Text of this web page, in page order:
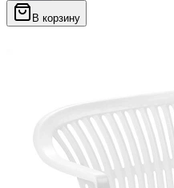
В корзину